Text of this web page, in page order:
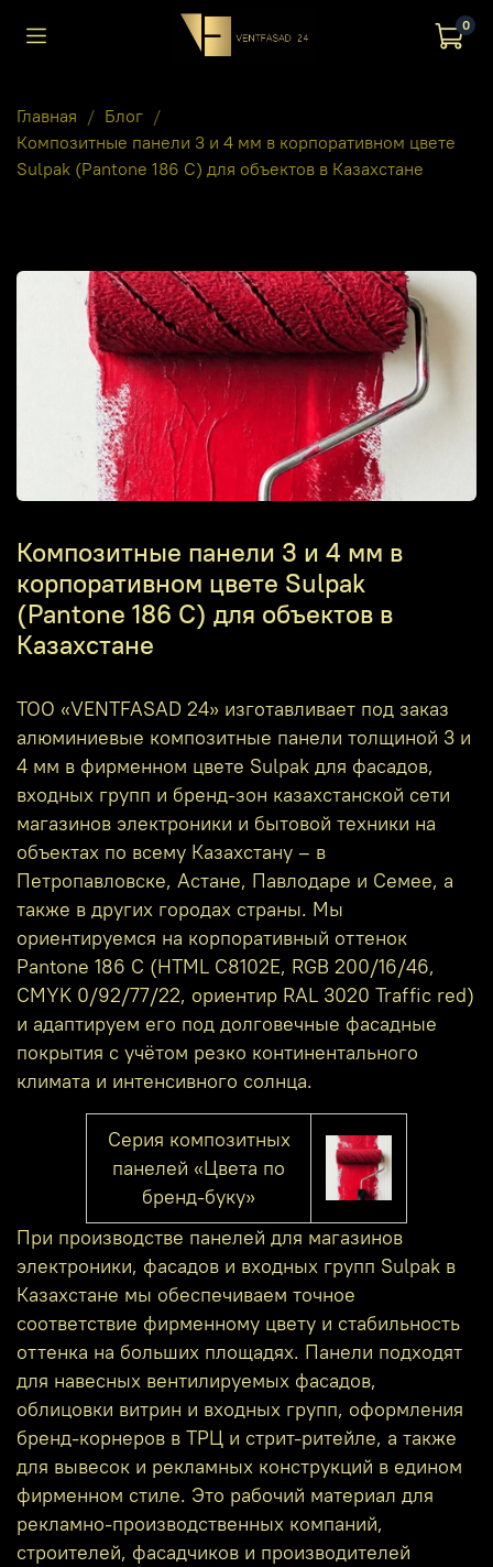
0
Главная
Блог
Композитные панели 3 и 4 мм в корпоративном цвете
Sulpak (Pantone 186 C) для объектов в Казахстане
Композитные панели 3 и 4 мм в
корпоративном цвете Sulpak
(Pantone 186 C) для объектов в
Казахстане
ТОО «VENTFASAD 24» изготавливает под заказ
алюминиевые композитные панели толщиной 3 и
4 мм в фирменном цвете Sulpak для фасадов,
входных групп и бренд‑зон казахстанской сети
магазинов электроники и бытовой техники на
объектах по всему Казахстану – в
Петропавловске, Астане, Павлодаре и Семее, а
также в других городах страны. Мы
ориентируемся на корпоративный оттенок
Pantone 186 C (HTML C8102E, RGB 200/16/46,
CMYK 0/92/77/22, ориентир RAL 3020 Traffic red)
и адаптируем его под долговечные фасадные
покрытия с учётом резко континентального
климата и интенсивного солнца.
Серия композитных
панелей «Цвета по
бренд-буку»
При производстве панелей для магазинов
электроники, фасадов и входных групп Sulpak в
Казахстане мы обеспечиваем точное
соответствие фирменному цвету и стабильность
оттенка на больших площадях. Панели подходят
для навесных вентилируемых фасадов,
облицовки витрин и входных групп, оформления
бренд‑корнеров в ТРЦ и стрит‑ритейле, а также
для вывесок и рекламных конструкций в едином
фирменном стиле. Это рабочий материал для
рекламно‑производственных компаний,
строителей, фасадчиков и производителей